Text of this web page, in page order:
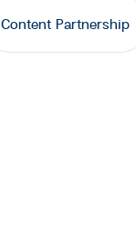
Content Partnership